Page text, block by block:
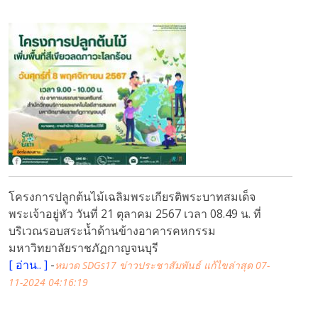
โครงการปลูกต้นไม้เฉลิมพระเกียรติพระบาทสมเด็จ
พระเจ้าอยู่หัว วันที่ 21 ตุลาคม 2567 เวลา 08.49 น. ที่
บริเวณรอบสระน้ำด้านข้างอาคารคหกรรม
มหาวิทยาลัยราชภัฏกาญจนบุรี
[ อ่าน.. ] -หมวด SDGs17 ข่าวประชาสัมพันธ์ แก้ไขล่าสุด 07-
11-2024 04:16:19